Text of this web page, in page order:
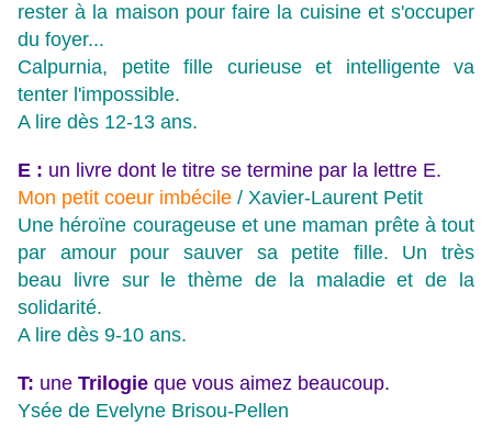
rester à la maison pour faire la cuisine et s'occuper
du foyer...
Calpurnia, petite fille curieuse et intelligente va
tenter l'impossible.
A lire dès 12-13 ans.
E : un livre dont le titre se termine par la lettre E.
Mon petit coeur imbécile / Xavier-Laurent Petit
Une héroïne courageuse et une maman prête à tout
par amour pour sauver sa petite fille. Un très
beau livre sur le thème de la maladie et de la
solidarité.
A lire dès 9-10 ans.
T: une Trilogie que vous aimez beaucoup.
Ysée de Evelyne Brisou-Pellen